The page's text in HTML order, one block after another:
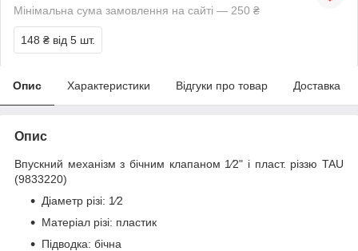
Мінімальна сума замовлення на сайті — 250 ₴
148 ₴ від 5 шт.
Опис Характеристики Відгуки про товар Доставка
Опис
Впускний механізм з бічним клапаном 1⁄2" і пласт. різзю TAU
(9833220)
Діаметр різі: 1⁄2
Матеріал різі: пластик
Підводка: бічна